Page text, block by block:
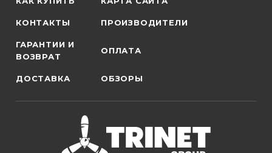
КОНТАКТЫ ПРОИЗВОДИТЕЛИ
ГАРАНТИИ И
ВОЗВРАТ
ОПЛАТА
ДОСТАВКА ОБЗОРЫ